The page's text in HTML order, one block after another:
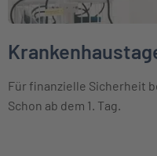
Für finanzielle Sicherheit
Schon ab dem 1. Tag.